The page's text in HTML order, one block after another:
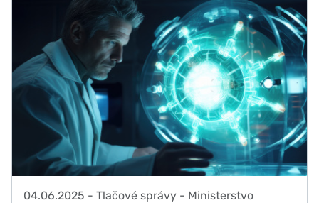
04.06.2025 - Tlačové správy - Ministerstvo